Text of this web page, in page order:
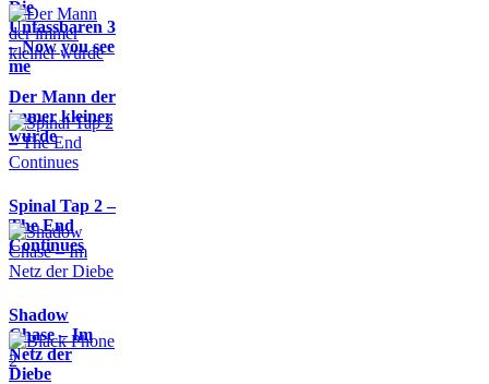
Die
Unfassbaren 3
– Now you see
me
Der Mann der
immer kleiner
wurde
Spinal Tap 2 –
The End
Continues
Shadow
Chase – Im
Netz der
Diebe